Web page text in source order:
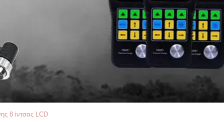
8 ίντσας LCD